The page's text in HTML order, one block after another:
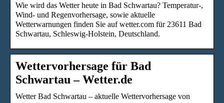
Wie wird das Wetter heute in Bad Schwartau? Temperatur-,
Wind- und Regenvorhersage, sowie aktuelle
Wetterwarnungen finden Sie auf wetter.com für 23611 Bad
Schwartau, Schleswig-Holstein, Deutschland.
Wettervorhersage für Bad
Schwartau – Wetter.de
Wetter Bad Schwartau – aktuelle Wettervorhersage von